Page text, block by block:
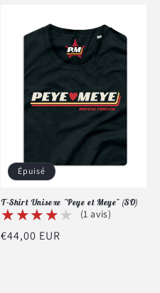
Épuisé
T-Shirt Unisexe "Peye et Meye" (SO)
★★★★★
★★★★★ (1 avis)
Prix
€44,00 EUR